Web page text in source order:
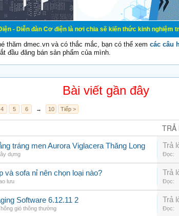
Cơ điện là nơi chia sẽ kiến thức kinh nghiệm trong
thăm dmec.vn và có thắc mắc, bạn có thể xem các câu
đầu đăng bán sản phẩm của mình.
Bài viết gần đây
4 5 6 → 10 Tiếp >
TRẢ
tráng men Aurora Viglacera Thăng Long
dựng
Trả
Đọc:
và sofa nỉ nên chọn loại nào?
lưu
Trả
Đọc:
Software 6.12.11 2
gió thông thường
Trả
Đọc: